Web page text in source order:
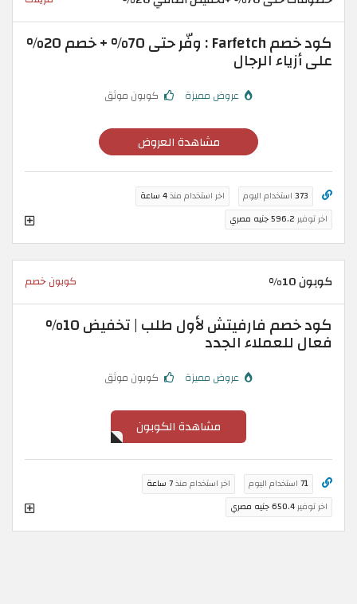
كود خصم Farfetch : وفّر حتى 70% + خصم 20%
على أزياء الرجال
عروض مميزة كوبون موثق
مشاهدة العروض
373 استخدام اليوم اخر استخدام منذ4 ساعة
اخر توفير 596.2 جنيه مصري
كوبون 10% كوبون خصم
كود خصم فارفيتش لأول طلب | تخفيض 10%
فعال للعملاء الجدد
عروض مميزة كوبون موثق
مشاهدة الكوبون
71 استخدام اليوم اخر استخدام منذ7 ساعة
اخر توفير650.4 جنيه مصري